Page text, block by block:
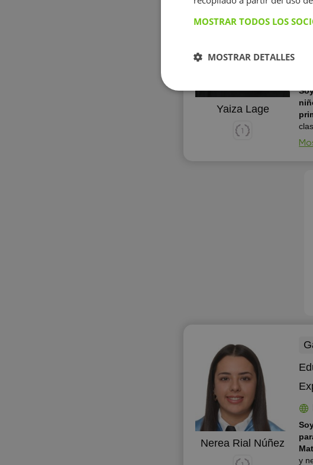
Yaiza Lage
Nerea Rial Núñez
y
MOSTRAR TODOS LOS
MOSTRAR DETALLES